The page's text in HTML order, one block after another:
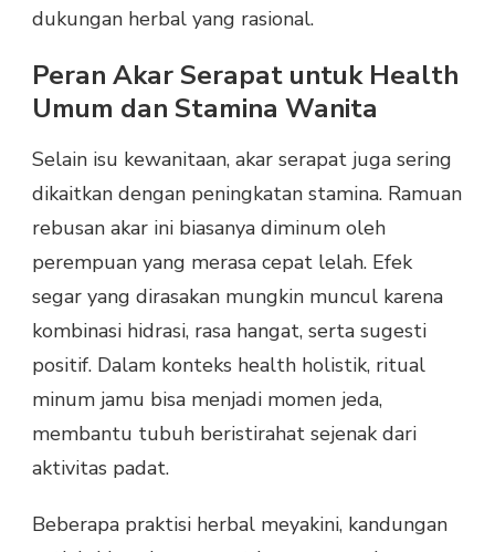
dukungan herbal yang rasional.
Peran Akar Serapat untuk Health
Umum dan Stamina Wanita
Selain isu kewanitaan, akar serapat juga sering
dikaitkan dengan peningkatan stamina. Ramuan
rebusan akar ini biasanya diminum oleh
perempuan yang merasa cepat lelah. Efek
segar yang dirasakan mungkin muncul karena
kombinasi hidrasi, rasa hangat, serta sugesti
positif. Dalam konteks health holistik, ritual
minum jamu bisa menjadi momen jeda,
membantu tubuh beristirahat sejenak dari
aktivitas padat.
Beberapa praktisi herbal meyakini, kandungan